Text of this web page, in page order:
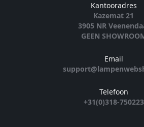
Kantooradres
Kazemat 21
3905 NR
GEEN
Email
Telefoon
+31(0)318-750223